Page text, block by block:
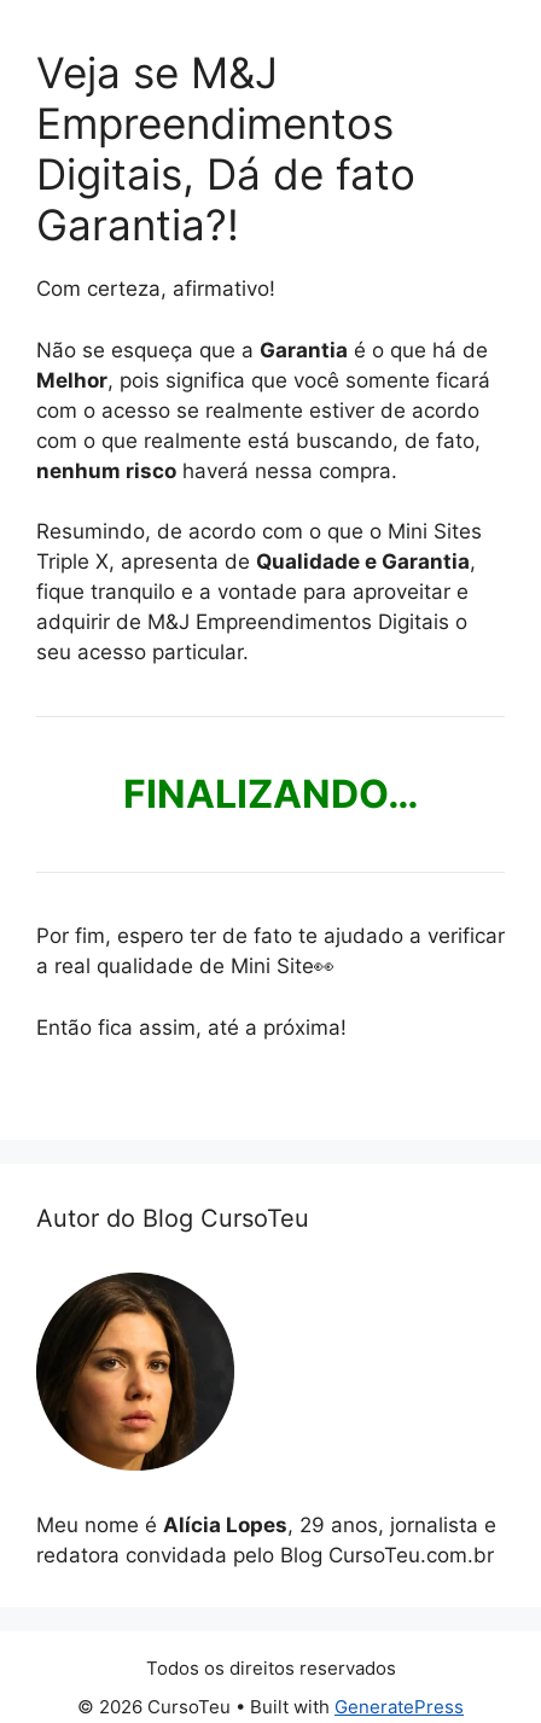
Veja se M&J
Empreendimentos
Digitais, Dá de fato
Garantia?!
Com certeza, afirmativo!
Não se esqueça que a Garantia é o que há de
Melhor, pois significa que você somente ficará
com o acesso se realmente estiver de acordo
com o que realmente está buscando, de fato,
nenhum risco haverá nessa compra.
Resumindo, de acordo com o que o Mini Sites
Triple X, apresenta de Qualidade e Garantia,
fique tranquilo e a vontade para aproveitar e
adquirir de M&J Empreendimentos Digitais o
seu acesso particular.
FINALIZANDO…
Por fim, espero ter de fato te ajudado a verificar
a real qualidade de Mini Site👀
Então fica assim, até a próxima!
Autor do Blog CursoTeu
Meu nome é Alícia Lopes, 29 anos, jornalista e
redatora convidada pelo Blog CursoTeu.com.br
Todos os direitos reservados
© 2026 CursoTeu • Built with GeneratePress